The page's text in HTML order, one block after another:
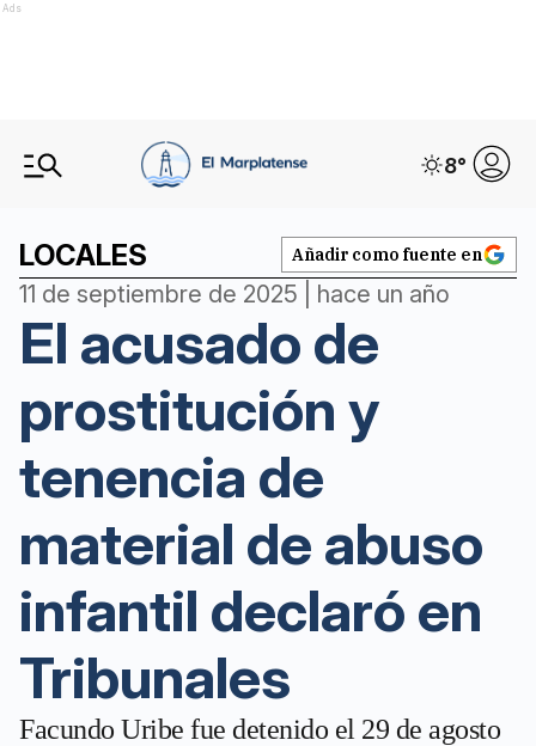
Ads
8°
LOCALES Añadir como fuente en
11 de septiembre de 2025 | hace un año
El acusado de
prostitución y
tenencia de
material de abuso
infantil declaró en
Tribunales
Facundo Uribe fue detenido el 29 de agosto